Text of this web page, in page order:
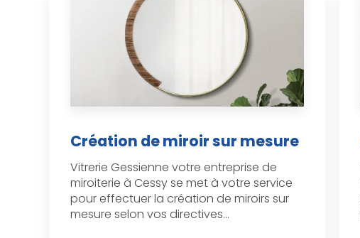
Création de miroir sur mesure
Vitrerie Gessienne votre entreprise de
miroiterie à Cessy se met à votre service
pour effectuer la création de miroirs sur
mesure selon vos directives...